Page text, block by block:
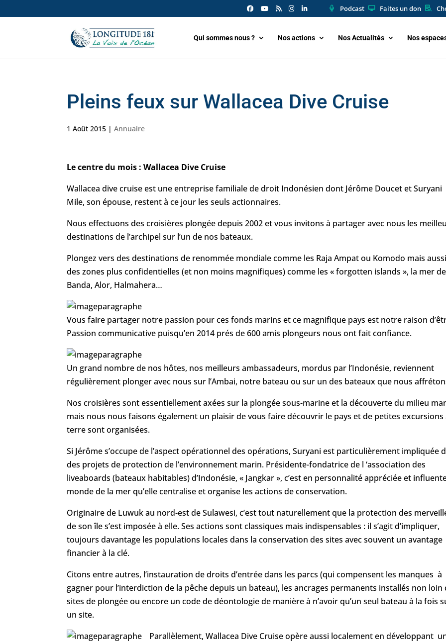
Podcast Faites un don
Qui sommes nous ? Nos actions Nos Actualités Nos
Pleins feux sur Wallacea Dive Cruise
1 Août 2015 |Annuaire
Le centre du mois : Wallacea Dive Cruise
Wallacea dive cruise est une entreprise familiale de droit Indonésien dont Jérôme Doucet et Suryani
Mile, son épouse, restent à ce jour les seuls actionnaires.
Nous effectuons des croisières plongée depuis 2002 et vous invitons à partager avec nous les
destinations de l’archipel sur l’un de nos bateaux.
Plongez vers des destinations de renommée mondiale comme les Raja Ampat ou Komodo mais aussi
des zones plus confidentielles (et non moins magnifiques) comme les « forgotten islands », la mer de
Banda, Alor, Halmahera…
Vous faire partager notre passion pour ces fonds marins et ce magnifique pays est notre raison
Passion communicative puisqu’en 2014 prés de 600 amis plongeurs nous ont fait confiance.
Un grand nombre de nos hôtes, nos meilleurs ambassadeurs, mordus par l’Indonésie, reviennent
régulièrement plonger avec nous sur l’Ambai, notre bateau ou sur un des bateaux que nous
Nos croisières sont essentiellement axées sur la plongée sous-marine et la découverte du milieu
mais nous nous faisons également un plaisir de vous faire découvrir le pays et de petites excursions
terre sont organisées.
Si Jérôme s’occupe de l’aspect opérationnel des opérations, Suryani est particulièrement impliquée
des projets de protection de l’environnement marin. Présidente-fondatrice de l ‘association des
liveaboards (bateaux habitables) d’Indonésie, « Jangkar », c’est en personnalité appréciée et
monde de la mer qu’elle centralise et organise les actions de conservation.
Originaire de Luwuk au nord-est de Sulawesi, c’est tout naturellement que la protection des
de son île s’est imposée à elle. Ses actions sont classiques mais indispensables : il s’agit d’impliquer,
toujours davantage les populations locales dans la conservation des sites avec souvent un avantage
financier à la clé.
Citons entre autres, l’instauration de droits d’entrée dans les parcs (qui compensent les manques à
gagner pour l’interdiction de la pêche depuis un bateau), les ancrages permanents installés non loin
sites de plongée ou encore un code de déontologie de manière à n’avoir qu’un seul bateau à la fois
un site.
Parallèlement, Wallacea Dive Cruise opère aussi localement en développant